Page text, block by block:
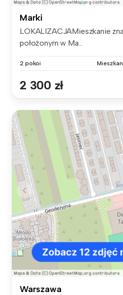
Marki
LOKALIZACJAMieszkanie
położonym w Ma...
2 pokoi
2 300 zł
Warszawa